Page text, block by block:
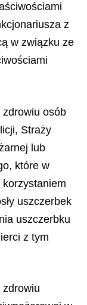
z
w związku ze
osób
Straży
lub
które w
uszczerbek
uszczerbku
z tym